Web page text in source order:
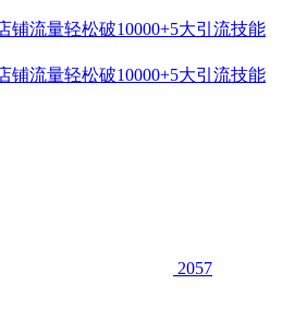
铺流量轻松破10000+5大引流技能
铺流量轻松破10000+5大引流技能
2057